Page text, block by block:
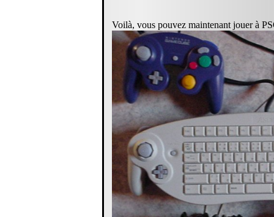
Voilà, vous pouvez maintenant jouer à